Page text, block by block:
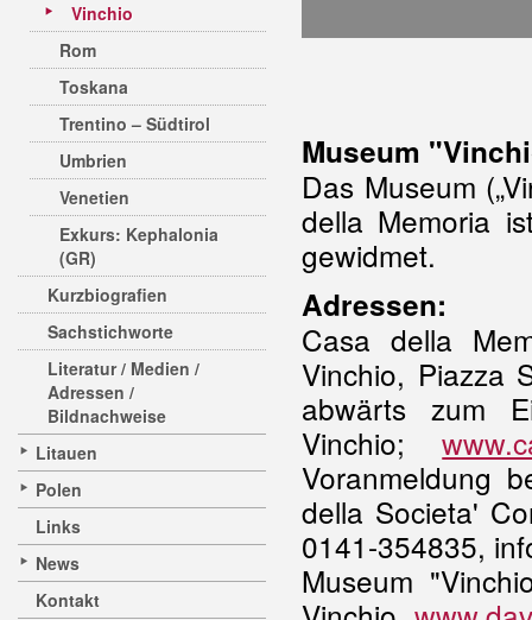
Vinchio
Rom
Toskana
Trentino – Südtirol
Umbrien
Venetien
Exkurs: Kephalonia
(GR)
Kurzbiografien
Sachstichworte
Literatur / Medien /
Adressen /
Bildnachweise
Litauen
Polen
Links
News
Kontakt
Museum
Das Museum
della Memoria
gewidmet.
Adressen:
Casa della
Vinchio, Piazza
abwärts zum
Vinchio;
Voranmeldung
della Societa'
0141-354835,
Museum